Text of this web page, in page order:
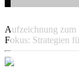
Aufzeichnung zum
Fokus: Strategien